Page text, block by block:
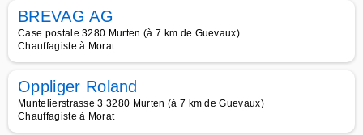
BREVAG AG
Case postale 3280 Murten (à 7 km de Guevaux)
Chauffagiste à Morat
Oppliger Roland
Muntelierstrasse 3 3280 Murten (à 7 km de Guevaux)
Chauffagiste à Morat